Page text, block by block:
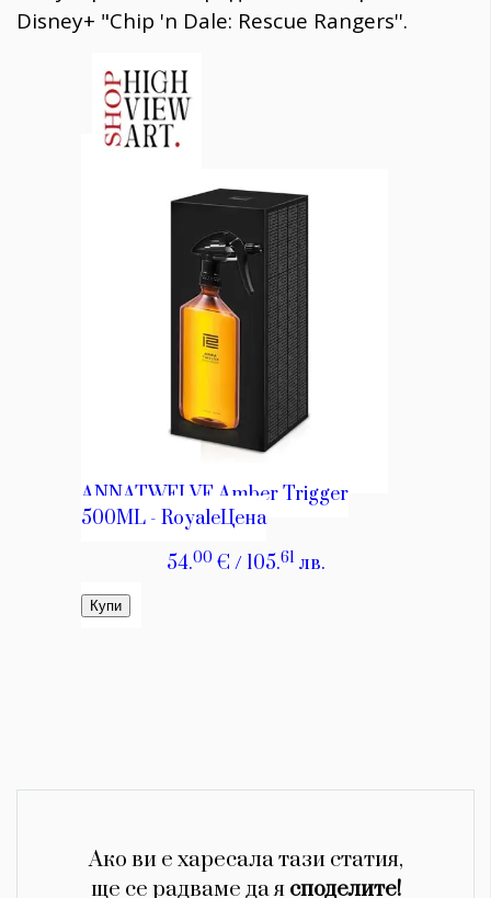
Disney+ "Chip 'n Dale: Rescue Rangers''.
Ако ви е харесала тази статия,
ще се радваме да я споделите!